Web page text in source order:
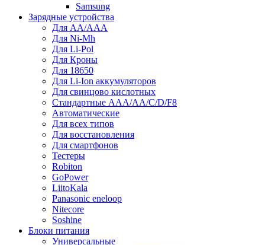
Samsung
Зарядные устройства
Для AA/AAA
Для Ni-Mh
Для Li-Pol
Для Кроны
Для 18650
Для Li-Ion аккумуляторов
Для свинцово кислотных
Стандартные ААА/АА/С/D/F8
Автоматические
Для всех типов
Для восстановления
Для смартфонов
Тестеры
Robiton
GoPower
LiitoKala
Panasonic eneloop
Nitecore
Soshine
Блоки питания
Универсальные